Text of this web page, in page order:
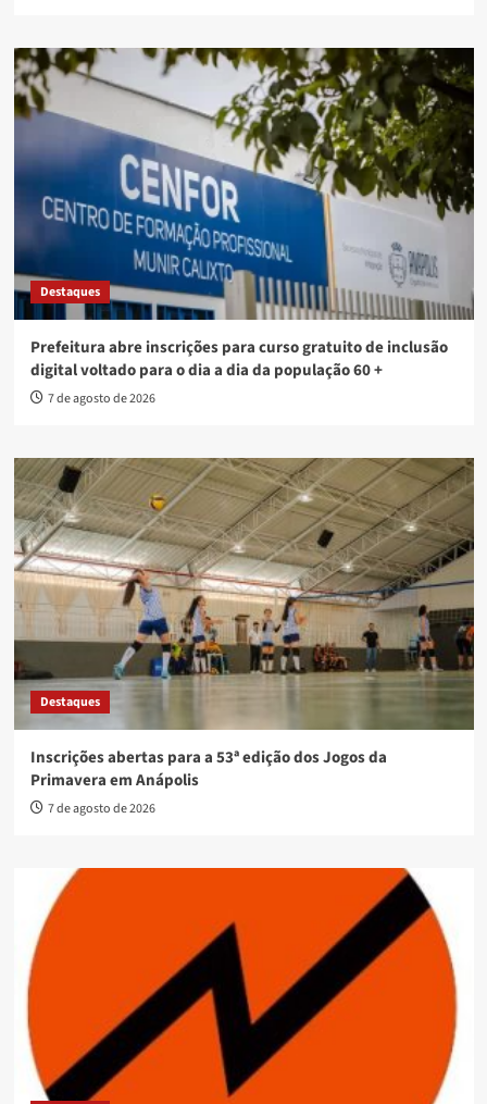
Destaques
Prefeitura abre inscrições para curso gratuito de inclusão
digital voltado para o dia a dia da população 60 +
7 de agosto de 2026
Destaques
Inscrições abertas para a 53ª edição dos Jogos da
Primavera em Anápolis
7 de agosto de 2026